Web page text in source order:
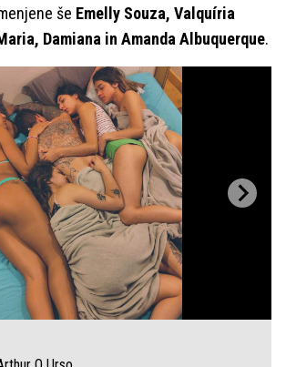
še Emelly Souza, Valquíria
Damiana in Amanda Albuquerque.